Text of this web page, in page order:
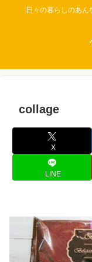
日々の暮らしのあん
collage
X
LINE